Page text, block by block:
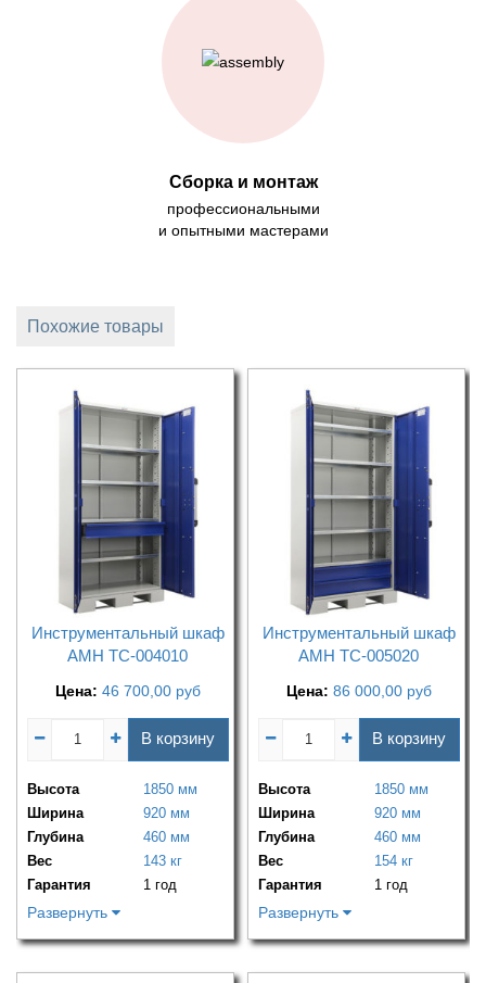
Сборка и монтаж
профессиональными
и опытными мастерами
Похожие товары
Инструментальный шкаф
AMH TC-004010
Цена: 46 700,00 руб
В корзину
Высота
1850 мм
Ширина
920 мм
Глубина
460 мм
Вес
143 кг
Гарантия
1 год
Развернуть
Инструментальный шкаф
AMH TC-005020
Цена: 86 000,00 руб
В корзину
Высота
1850 мм
Ширина
920 мм
Глубина
460 мм
Вес
154 кг
Гарантия
1 год
Развернуть